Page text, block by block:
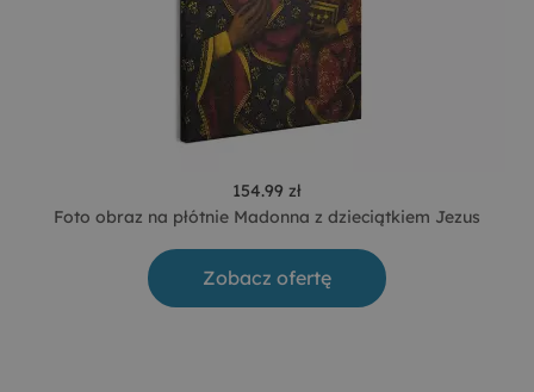
154.99 zł
Foto obraz na płótnie Madonna z dzieciątkiem Jezus
Zobacz ofertę